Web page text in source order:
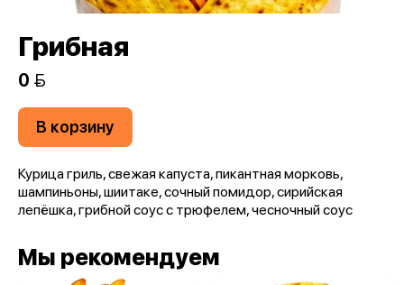
Грибная
0 
В корзину
Курица гриль, свежая капуста, пикантная морковь,
шампиньоны, шиитаке, сочный помидор, сирийская
лепёшка, грибной соус с трюфелем, чесночный соус
Мы рекомендуем